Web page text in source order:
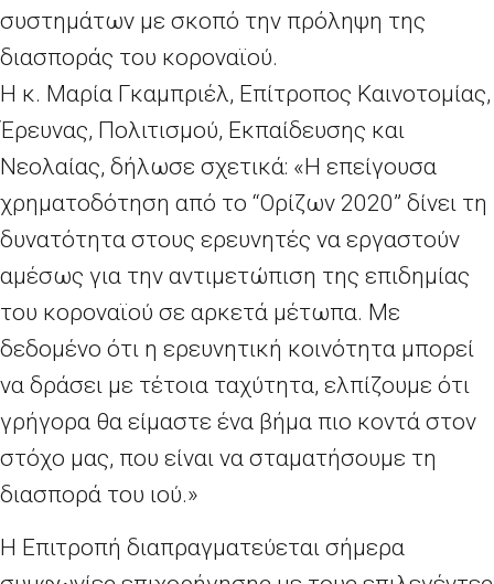
συστημάτων με σκοπό την πρόληψη της
διασποράς του κοροναϊού.
Η κ. Μαρία Γκαμπριέλ, Επίτροπος Καινοτομίας,
Έρευνας, Πολιτισμού, Εκπαίδευσης και
Νεολαίας, δήλωσε σχετικά: «Η επείγουσα
χρηματοδότηση από το “Ορίζων 2020” δίνει τη
δυνατότητα στους ερευνητές να εργαστούν
αμέσως για την αντιμετώπιση της επιδημίας
του κοροναϊού σε αρκετά μέτωπα. Με
δεδομένο ότι η ερευνητική κοινότητα μπορεί
να δράσει με τέτοια ταχύτητα, ελπίζουμε ότι
γρήγορα θα είμαστε ένα βήμα πιο κοντά στον
στόχο μας, που είναι να σταματήσουμε τη
διασπορά του ιού.»
Η Επιτροπή διαπραγματεύεται σήμερα